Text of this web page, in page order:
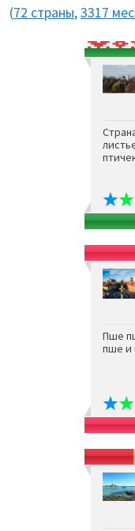
(72 страны,3317
Пше
пше и